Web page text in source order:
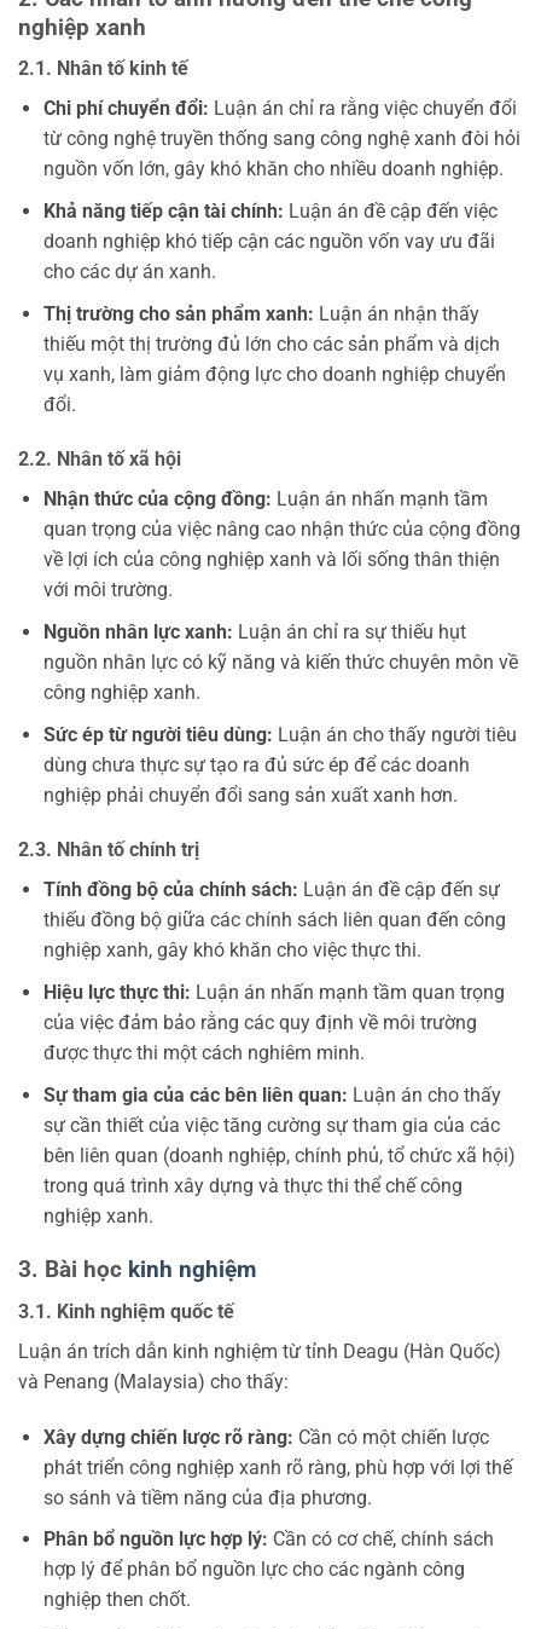
nghiệp xanh
2.1. Nhân tố kinh tế
Chi phí chuyển đổi: Luận án chỉ ra rằng việc chuyển đổi
từ công nghệ truyền thống sang công nghệ xanh đòi hỏi
nguồn vốn lớn, gây khó khăn cho nhiều doanh nghiệp.
Khả năng tiếp cận tài chính: Luận án đề cập đến việc
doanh nghiệp khó tiếp cận các nguồn vốn vay ưu đãi
cho các dự án xanh.
Thị trường cho sản phẩm xanh: Luận án nhận thấy
thiếu một thị trường đủ lớn cho các sản phẩm và dịch
vụ xanh, làm giảm động lực cho doanh nghiệp chuyển
đổi.
2.2. Nhân tố xã hội
Nhận thức của cộng đồng: Luận án nhấn mạnh tầm
quan trọng của việc nâng cao nhận thức của cộng đồng
về lợi ích của công nghiệp xanh và lối sống thân thiện
với môi trường.
Nguồn nhân lực xanh: Luận án chỉ ra sự thiếu hụt
nguồn nhân lực có kỹ năng và kiến thức chuyên môn về
công nghiệp xanh.
Sức ép từ người tiêu dùng: Luận án cho thấy người tiêu
dùng chưa thực sự tạo ra đủ sức ép để các doanh
nghiệp phải chuyển đổi sang sản xuất xanh hơn.
2.3. Nhân tố chính trị
Tính đồng bộ của chính sách: Luận án đề cập đến sự
thiếu đồng bộ giữa các chính sách liên quan đến công
nghiệp xanh, gây khó khăn cho việc thực thi.
Hiệu lực thực thi: Luận án nhấn mạnh tầm quan trọng
của việc đảm bảo rằng các quy định về môi trường
được thực thi một cách nghiêm minh.
Sự tham gia của các bên liên quan: Luận án cho thấy
sự cần thiết của việc tăng cường sự tham gia của các
bên liên quan (doanh nghiệp, chính phủ, tổ chức xã hội)
trong quá trình xây dựng và thực thi thể chế công
nghiệp xanh.
3. Bài học kinh nghiệm
3.1. Kinh nghiệm quốc tế
Luận án trích dẫn kinh nghiệm từ tỉnh Deagu (Hàn Quốc)
và Penang (Malaysia) cho thấy:
Xây dựng chiến lược rõ ràng: Cần có một chiến lược
phát triển công nghiệp xanh rõ ràng, phù hợp với lợi thế
so sánh và tiềm năng của địa phương.
Phân bổ nguồn lực hợp lý: Cần có cơ chế, chính sách
hợp lý để phân bổ nguồn lực cho các ngành công
nghiệp then chốt.